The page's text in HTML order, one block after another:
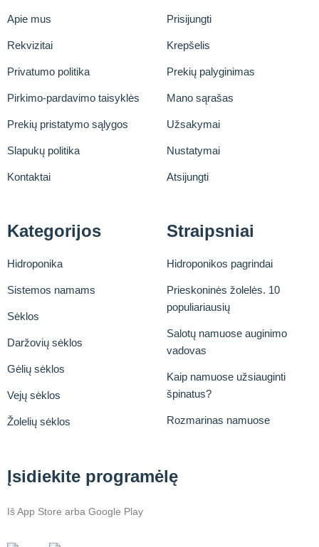
Apie mus
Rekvizitai
Privatumo politika
Pirkimo-pardavimo taisyklės
Prekių pristatymo sąlygos
Slapukų politika
Kontaktai
Prisijungti
Krepšelis
Prekių palyginimas
Mano sąrašas
Užsakymai
Nustatymai
Atsijungti
Kategorijos
Hidroponika
Sistemos namams
Sėklos
Daržovių sėklos
Gėlių sėklos
Vejų sėklos
Žolelių sėklos
Straipsniai
Hidroponikos pagrindai
Prieskoninės žolelės. 10
populiariausių
Salotų namuose auginimo
vadovas
Kaip namuose užsiauginti
špinatus?
Rozmarinas namuose
Įsidiekite programėlę
Iš App Store arba Google Play